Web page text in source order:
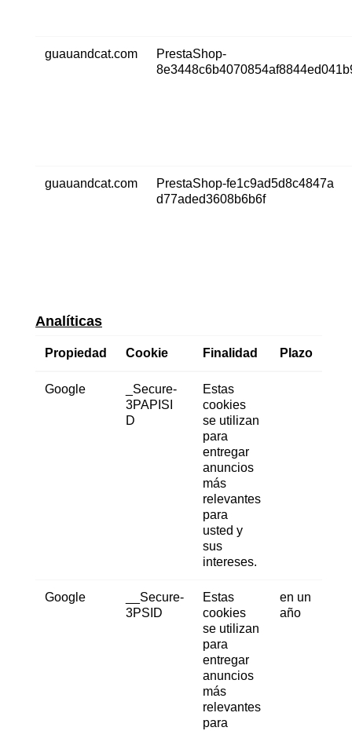
guauandcat.com
PrestaShop-
guauandcat.com
PrestaShop-fe1c9ad5d8c4847a
d77aded3608b6b6f
Analíticas
Propiedad Cookie Finalidad Plazo
Google
_Secure-
3PAPISI
D
Estas
cookies
se utilizan
para
entregar
anuncios
más
relevantes
para
usted y
sus
intereses.
Google
__Secure-
3PSID
Estas
cookies
se utilizan
para
entregar
anuncios
más
relevantes
para
en un
año